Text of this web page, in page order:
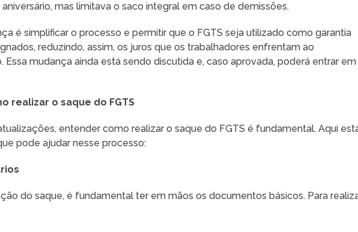
mas limitava o saco integral em caso de demissões.
é simplificar o processo e permitir que o FGTS seja utilizado como garantia
reduzindo, assim, os juros que os trabalhadores enfrentam ao
mudança ainda está sendo discutida e, caso aprovada, poderá entrar em
realizar o saque do FGTS
entender como realizar o saque do FGTS é fundamental. Aqui
pode ajudar nesse processo:
do saque, é fundamental ter em mãos os documentos básicos. Para